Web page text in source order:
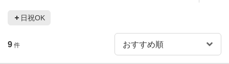
日祝OK
9 件